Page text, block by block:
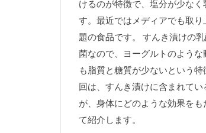
けるのが特徴で、塩分が少な
す。最近ではメディアでも取
題の食品です。 すんき漬けの
菌なので、ヨーグルトのような
も脂質と糖質が少ないという
回は、すんき漬けに含まれて
が、身体にどのような効果を
て紹介します。